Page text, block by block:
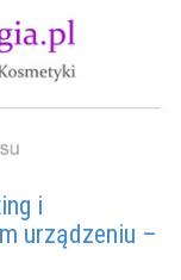
i
urządzeniu –